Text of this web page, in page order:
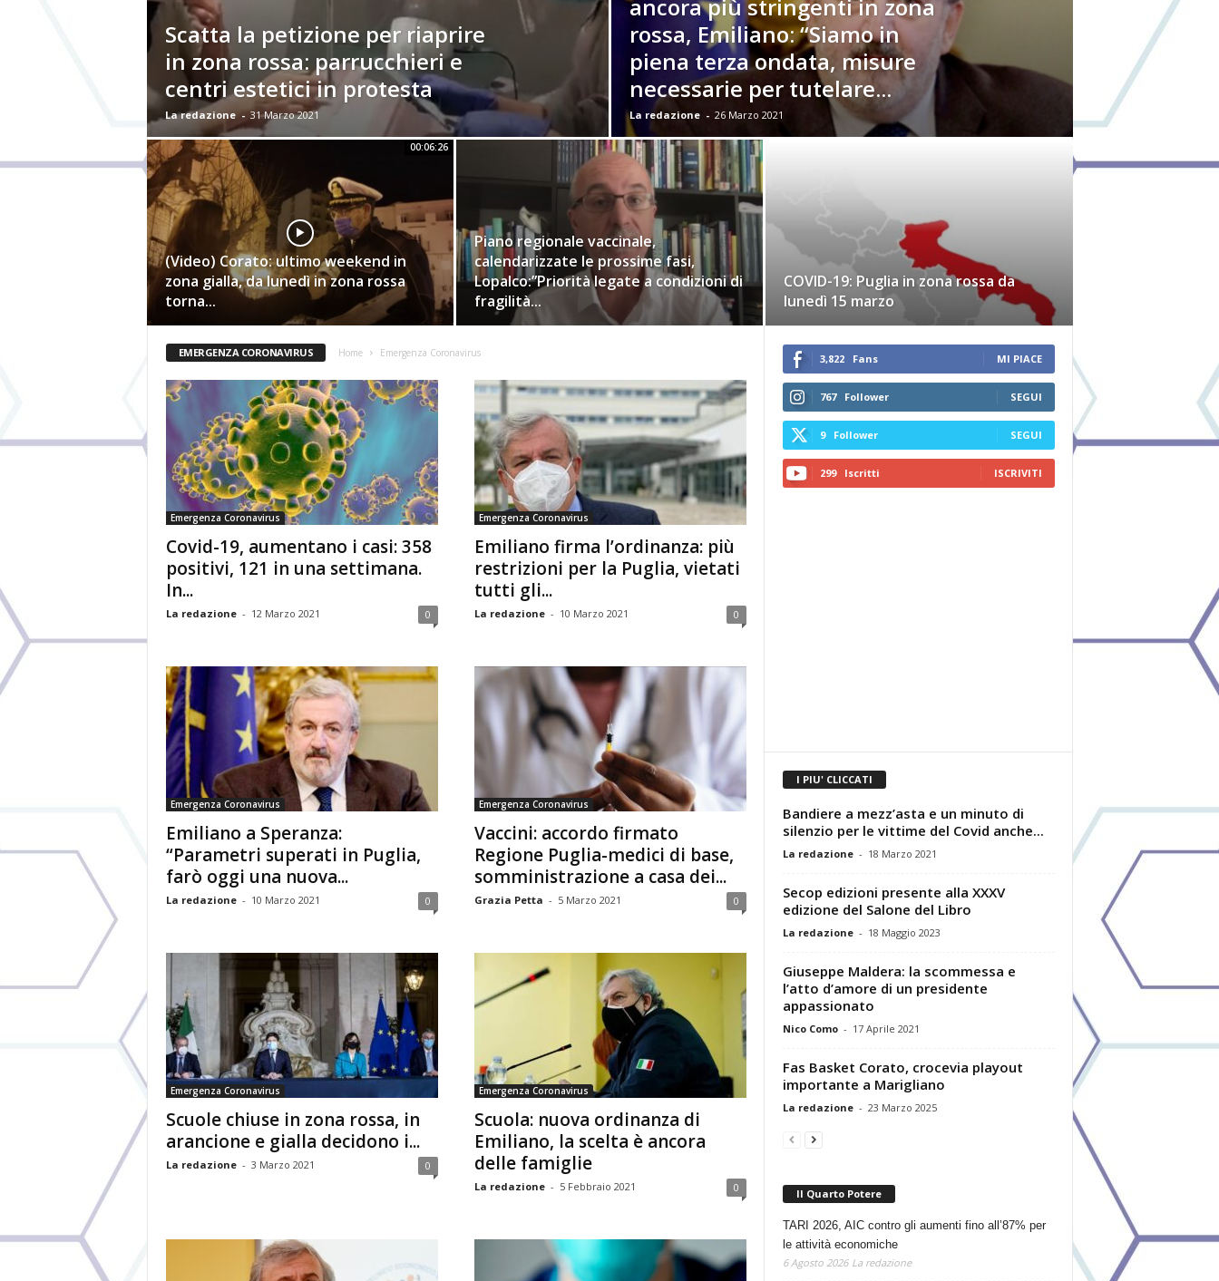
Scatta la petizione per riaprire
in zona rossa: parrucchieri e
centri estetici in protesta
La redazione - 31 Marzo 2021
ancora più stringenti in zona
rossa, Emiliano: “Siamo in
piena terza ondata, misure
necessarie per tutelare...
La redazione - 26 Marzo 2021
00:06:26
(Video) Corato: ultimo weekend in
zona gialla, da lunedì in zona rossa
torna...
Piano regionale vaccinale,
calendarizzate le prossime fasi,
Lopalco:”Priorità legate a condizioni di
fragilità...
COVID-19: Puglia in zona rossa da
lunedì 15 marzo
EMERGENZA CORONAVIRUS Home Emergenza Coronavirus
Emergenza Coronavirus
Covid-19, aumentano i casi: 358
positivi, 121 in una settimana.
In...
La redazione - 12 Marzo 2021 0
Emergenza Coronavirus
Emiliano firma l’ordinanza: più
restrizioni per la Puglia, vietati
tutti gli...
La redazione - 10 Marzo 2021 0
Emergenza Coronavirus
Emiliano a Speranza:
“Parametri superati in Puglia,
farò oggi una nuova...
La redazione - 10 Marzo 2021 0
Emergenza Coronavirus
Vaccini: accordo firmato
Regione Puglia-medici di base,
somministrazione a casa dei...
Grazia Petta - 5 Marzo 2021 0
Emergenza Coronavirus
Scuole chiuse in zona rossa, in
arancione e gialla decidono i...
La redazione - 3 Marzo 2021 0
Emergenza Coronavirus
Scuola: nuova ordinanza di
Emiliano, la scelta è ancora
delle famiglie
La redazione - 5 Febbraio 2021 0
3,822 Fans MI PIACE
767 Follower SEGUI
9 Follower SEGUI
299 Iscritti ISCRIVITI
I PIU' CLICCATI
Bandiere a mezz’asta e un minuto di
silenzio per le vittime del Covid anche...
La redazione - 18 Marzo 2021
Secop edizioni presente alla XXXV
edizione del Salone del Libro
La redazione - 18 Maggio 2023
Giuseppe Maldera: la scommessa e
l’atto d’amore di un presidente
appassionato
Nico Como - 17 Aprile 2021
Fas Basket Corato, crocevia playout
importante a Marigliano
La redazione - 23 Marzo 2025
Il Quarto Potere
TARI 2026, AIC contro gli aumenti fino all’87% per
le attività economiche
6 Agosto 2026 La redazione